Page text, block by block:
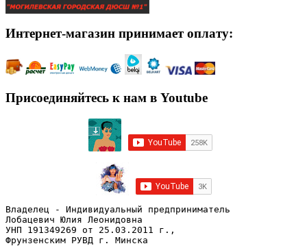
Интернет-магазин принимает оплату:
Присоединяйтесь к нам в Youtube
Владелец - Индивидуальный предприниматель
Лобацевич Юлия Леонидовна
УНП 191349269 от 25.03.2011 г.,
Фрунзенским РУВД г. Минска